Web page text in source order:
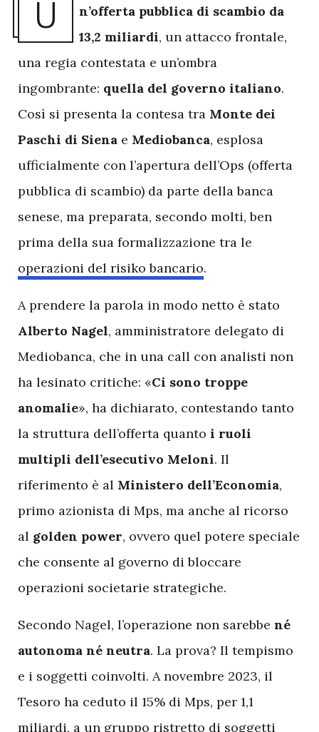
U
n’offerta pubblica di scambio da
13,2 miliardi, un attacco frontale,
una regia contestata e un’ombra
ingombrante: quella del governo italiano.
Così si presenta la contesa tra Monte dei
Paschi di Siena e Mediobanca, esplosa
ufficialmente con l’apertura dell’Ops (offerta
pubblica di scambio) da parte della banca
senese, ma preparata, secondo molti, ben
prima della sua formalizzazione tra le
operazioni del risiko bancario.
A prendere la parola in modo netto è stato
Alberto Nagel, amministratore delegato di
Mediobanca, che in una call con analisti non
ha lesinato critiche: «Ci sono troppe
anomalie», ha dichiarato, contestando tanto
la struttura dell’offerta quanto i ruoli
multipli dell’esecutivo Meloni. Il
riferimento è al Ministero dell’Economia,
primo azionista di Mps, ma anche al ricorso
al golden power, ovvero quel potere speciale
che consente al governo di bloccare
operazioni societarie strategiche.
Secondo Nagel, l’operazione non sarebbe né
autonoma né neutra. La prova? Il tempismo
e i soggetti coinvolti. A novembre 2023, il
Tesoro ha ceduto il 15% di Mps, per 1,1
miliardi, a un gruppo ristretto di soggetti